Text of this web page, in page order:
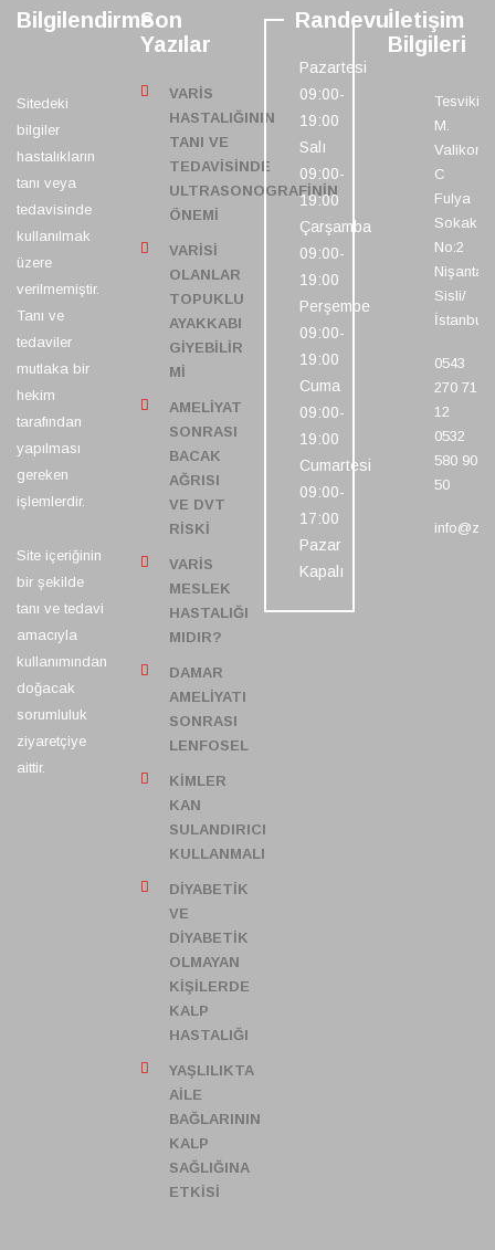
Bilgilendirme
Sitedeki
bilgiler
hastalıkların
tanı veya
tedavisinde
kullanılmak
üzere
verilmemiştir.
Tanı ve
tedaviler
mutlaka bir
hekim
tarafından
yapılması
gereken
işlemlerdir.
Site içeriğinin
bir şekilde
tanı ve tedavi
amacıyla
kullanımından
doğacak
sorumluluk
ziyaretçiye
aittir.
Son
Yazılar
VARIS
HASTALIĞININ
TANI VE
TEDAVISINDE
ULTRASONOGRAFININ
ÖNEMI
VARISI
OLANLAR
TOPUKLU
AYAKKABI
GIYEBILIR
MI
AMELIYAT
SONRASI
BACAK
AĞRISI
VE DVT
RISKI
VARIS
MESLEK
HASTALIĞI
MIDIR?
DAMAR
AMELIYATI
SONRASI
LENFOSEL
KIMLER
KAN
SULANDIRICI
KULLANMALI
DIYABETIK
VE
DIYABETIK
OLMAYAN
KIŞILERDE
KALP
HASTALIĞI
YAŞLILIKTA
AILE
BAĞLARININ
KALP
SAĞLIĞINA
ETKISI
Randevu
Pazartesi
09:00-
19:00
Salı
09:00-
19:00
Çarşamba
09:00-
19:00
Perşembe
09:00-
19:00
Cuma
09:00-
19:00
Cumartesi
09:00-
17:00
Pazar
Kapalı
İletişim
Bilgileri
Tesvikiye
M.
C
Fulya
Sokak
No:2
Sisli/
İstanbul
0543
270 71
12
0532
580 90
50